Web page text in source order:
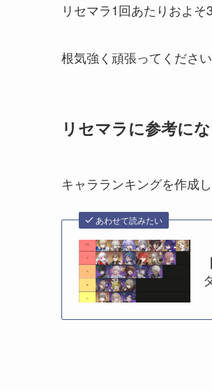
リセマラ1回あたりおよ
根気強く頑張ってください
リセマラに参考に
キャラランキングを作成
あわせて読みたい